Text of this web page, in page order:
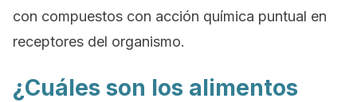
con compuestos con acción química puntual en
receptores del organismo.
¿Cuáles son los alimentos